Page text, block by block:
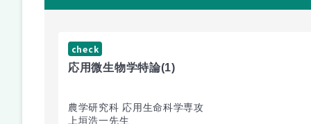
check
応用微生物学特論(1)
農学研究科 応用生命科学専攻
上垣浩一先生